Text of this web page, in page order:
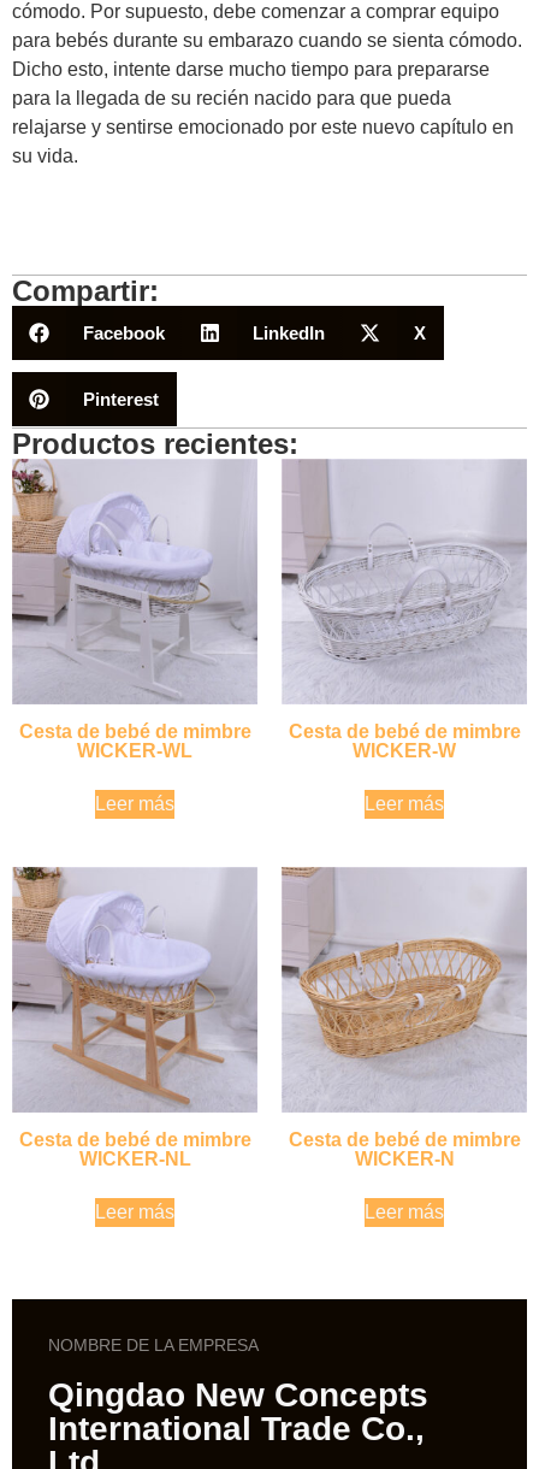
cómodo. Por supuesto, debe comenzar a comprar equipo
para bebés durante su embarazo cuando se sienta cómodo.
Dicho esto, intente darse mucho tiempo para prepararse
para la llegada de su recién nacido para que pueda
relajarse y sentirse emocionado por este nuevo capítulo en
su vida.
Compartir:
Facebook LinkedIn X
Pinterest
Productos recientes:
Cesta de bebé de mimbre
WICKER-WL
Leer más
Cesta de bebé de mimbre
WICKER-W
Leer más
Cesta de bebé de mimbre
WICKER-NL
Leer más
Cesta de bebé de mimbre
WICKER-N
Leer más
NOMBRE DE LA EMPRESA
Qingdao New Concepts
International Trade Co.,